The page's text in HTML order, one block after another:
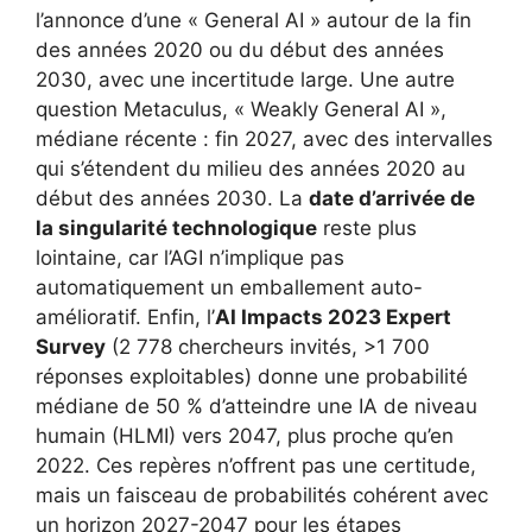
l’annonce d’une « General AI » autour de la fin
des années 2020 ou du début des années
2030, avec une incertitude large. Une autre
question Metaculus, « Weakly General AI »,
médiane récente : fin 2027, avec des intervalles
qui s’étendent du milieu des années 2020 au
début des années 2030. La date d’arrivée de
la singularité technologique reste plus
lointaine, car l’AGI n’implique pas
automatiquement un emballement auto-
amélioratif. Enfin, l’AI Impacts 2023 Expert
Survey (2 778 chercheurs invités, >1 700
réponses exploitables) donne une probabilité
médiane de 50 % d’atteindre une IA de niveau
humain (HLMI) vers 2047, plus proche qu’en
2022. Ces repères n’offrent pas une certitude,
mais un faisceau de probabilités cohérent avec
un horizon 2027-2047 pour les étapes